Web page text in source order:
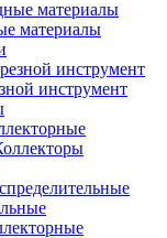
материалы
инструмент